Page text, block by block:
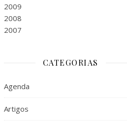
2009
2008
2007
CATEGORIAS
Agenda
Artigos